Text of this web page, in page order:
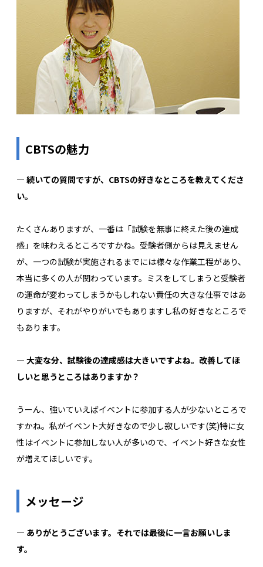
CBTSの魅力
― 続いての質問ですが、CBTSの好きなところを教えてくださ
い。
たくさんありますが、一番は「試験を無事に終えた後の達成
感」を味わえるところですかね。受験者側からは見えません
が、一つの試験が実施されるまでには様々な作業工程があり、
本当に多くの人が関わっています。ミスをしてしまうと受験者
の運命が変わってしまうかもしれない責任の大きな仕事ではあ
りますが、それがやりがいでもありますし私の好きなところで
もあります。
― 大変な分、試験後の達成感は大きいですよね。改善してほ
しいと思うところはありますか？
うーん、強いていえばイベントに参加する人が少ないところで
すかね。私がイベント大好きなので少し寂しいです(笑)特に女
性はイベントに参加しない人が多いので、イベント好きな女性
が増えてほしいです。
メッセージ
― ありがとうございます。それでは最後に一言お願いしま
す。